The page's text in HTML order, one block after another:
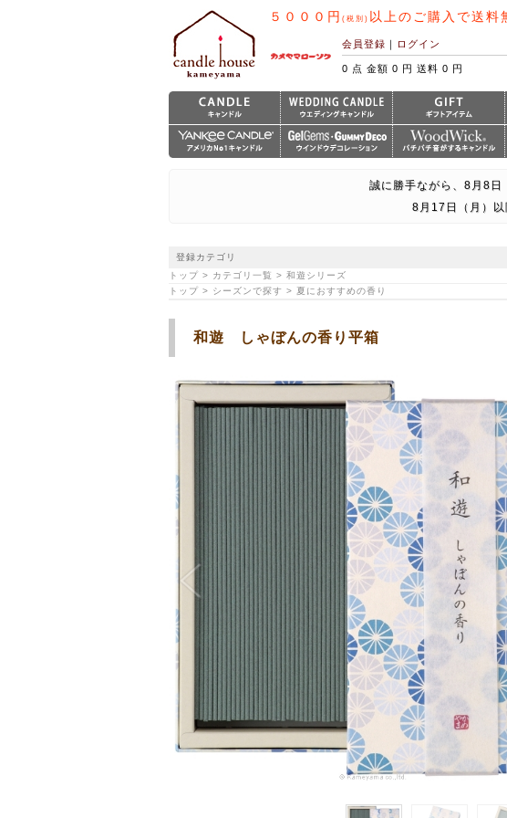
５０００円 (税別) 以上のご購入で送料
会員登録 ｜ ログイン
0 点 金額 0 円 送料 0 円
誠に勝手ながら、8月8日
8月17日（月）以
登録カテゴリ
トップ > カテゴリ一覧 > 和遊シリーズ
トップ > シーズンで探す > 夏におすすめの香り
和遊 しゃぼんの香り平箱